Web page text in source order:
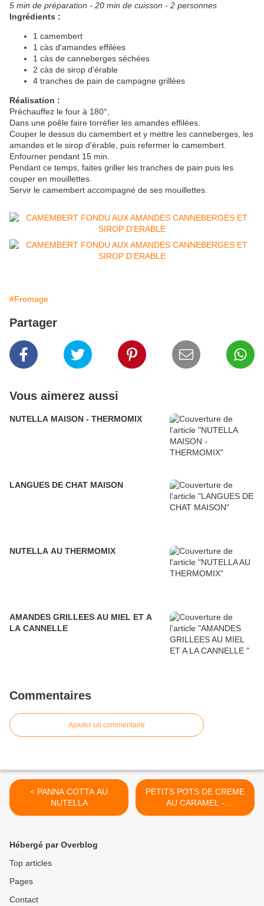
5 min de préparation - 20 min de cuisson - 2 personnes
Ingrédients :
1 camembert
1 càs d'amandes effilées
1 càs de canneberges séchées
2 càs de sirop d'érable
4 tranches de pain de campagne grillées
Réalisation :
Préchauffez le four à 180°,
Dans une poêle faire torréfier les amandes effilées.
Couper le dessus du camembert et y mettre les canneberges, les
amandes et le sirop d'érable, puis refermer le camembert.
Enfourner pendant 15 min.
Pendant ce temps, faites griller les tranches de pain puis les
couper en mouillettes.
Servir le camembert accompagné de ses mouillettes.
#Fromage
Partager
Vous aimerez aussi
NUTELLA MAISON - THERMOMIX
LANGUES DE CHAT MAISON
NUTELLA AU THERMOMIX
AMANDES GRILLEES AU MIEL ET A
LA CANNELLE
Commentaires
Ajouter un commentaire
< PANNA COTTA AU
NUTELLA
PETITS POTS DE CREME
AU CARAMEL -
CARAMBAR >
Hébergé par Overblog
Top articles
Pages
Contact